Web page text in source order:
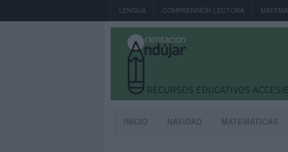
LENGUA COMPRENSIÓN LECTORA
INICIO NAVIDAD MATEMÁTICAS